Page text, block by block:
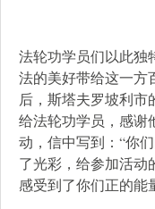
法轮功学员们以此独
法的美好带给这一方
后，斯塔夫罗坡利市
给法轮功学员，感谢
动，信中写到：“你
了光彩，给参加活动
感受到了你们正的能